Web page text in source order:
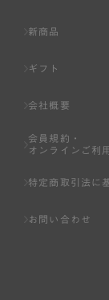
基づき判断し
のいずれかの
または事前に
いる場合。
新商品
ギフト
会社概要
会員規約・
オンラインご利
特定商取引法に
お問い合わせ